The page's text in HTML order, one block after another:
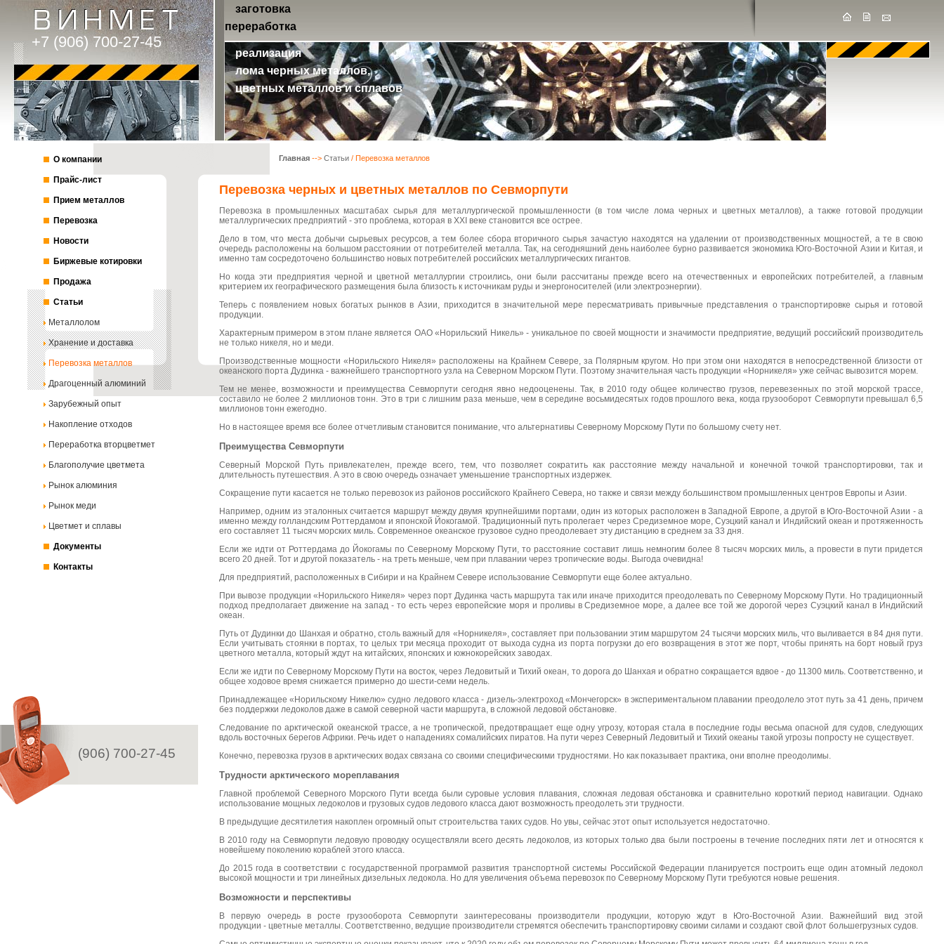
заготовка
переработка
реализация
лома черных металлов,
цветных металлов и сплавов
+7 (906) 700-27-45
О компании
Прайс-лист
Прием металлов
Перевозка
Новости
Биржевые котировки
Продажа
Статьи
Металлолом
Хранение и доставка
Перевозка металлов
Драгоценный алюминий
Зарубежный опыт
Накопление отходов
Переработка вторцветмет
Благополучие цветмета
Рынок алюминия
Рынок меди
Цветмет и сплавы
Документы
Контакты
(906) 700-27-45
Главная --> Статьи / Перевозка металлов
Перевозка черных и цветных металлов по Севморпути
Перевозка в промышленных масштабах сырья для металлургической промышленности (в том числе лома черных и цветных металлов), а также готовой продукции
металлургических предприятий - это проблема, которая в XXI веке становится все острее.
Дело в том, что места добычи сырьевых ресурсов, а тем более сбора вторичного сырья зачастую находятся на удалении от производственных мощностей, а те в свою
очередь расположены на большом расстоянии от потребителей металла. Так, на сегодняшний день наиболее бурно развивается экономика Юго-Восточной Азии и Китая, и
именно там сосредоточено большинство новых потребителей российских металлургических гигантов.
Но когда эти предприятия черной и цветной металлургии строились, они были рассчитаны прежде всего на отечественных и европейских потребителей, а главным
критерием их географического размещения была близость к источникам руды и энергоносителей (или электроэнергии).
Теперь с появлением новых богатых рынков в Азии, приходится в значительной мере пересматривать привычные представления о транспортировке сырья и готовой
продукции.
Характерным примером в этом плане является ОАО «Норильский Никель» - уникальное по своей мощности и значимости предприятие, ведущий российский производитель
не только никеля, но и меди.
Производственные мощности «Норильского Никеля» расположены на Крайнем Севере, за Полярным кругом. Но при этом они находятся в непосредственной близости от
океанского порта Дудинка - важнейшего транспортного узла на Северном Морском Пути. Поэтому значительная часть продукции «Норникеля» уже сейчас вывозится морем.
Тем не менее, возможности и преимущества Севморпути сегодня явно недооценены. Так, в 2010 году общее количество грузов, перевезенных по этой морской трассе,
составило не более 2 миллионов тонн. Это в три с лишним раза меньше, чем в середине восьмидесятых годов прошлого века, когда грузооборот Севморпути превышал 6,5
миллионов тонн ежегодно.
Но в настоящее время все более отчетливым становится понимание, что альтернативы Северному Морскому Пути по большому счету нет.
Преимущества Севморпути
Северный Морской Путь привлекателен, прежде всего, тем, что позволяет сократить как расстояние между начальной и конечной точкой транспортировки, так и
длительность путешествия. А это в свою очередь означает уменьшение транспортных издержек.
Сокращение пути касается не только перевозок из районов российского Крайнего Севера, но также и связи между большинством промышленных центров Европы и Азии.
Например, одним из эталонных считается маршрут между двумя крупнейшими портами, один из которых расположен в Западной Европе, а другой в Юго-Восточной Азии - а
именно между голландским Роттердамом и японской Йокогамой. Традиционный путь пролегает через Средиземное море, Суэцкий канал и Индийский океан и протяженность
его составляет 11 тысяч морских миль. Современное океанское грузовое судно преодолевает эту дистанцию в среднем за 33 дня.
Если же идти от Роттердама до Йокогамы по Северному Морскому Пути, то расстояние составит лишь немногим более 8 тысяч морских миль, а провести в пути придется
всего 20 дней. Тот и другой показатель - на треть меньше, чем при плавании через тропические воды. Выгода очевидна!
Для предприятий, расположенных в Сибири и на Крайнем Севере использование Севморпути еще более актуально.
При вывозе продукции «Норильского Никеля» через порт Дудинка часть маршрута так или иначе приходится преодолевать по Северному Морскому Пути. Но традиционный
подход предполагает движение на запад - то есть через европейские моря и проливы в Средиземное море, а далее все той же дорогой через Суэцкий канал в Индийский
океан.
Путь от Дудинки до Шанхая и обратно, столь важный для «Норникеля», составляет при пользовании этим маршрутом 24 тысячи морских миль, что выливается в 84 дня пути.
Если учитывать стоянки в портах, то целых три месяца проходит от выхода судна из порта погрузки до его возвращения в этот же порт, чтобы принять на борт новый груз
цветного металла, который ждут на китайских, японских и южнокорейских заводах.
Если же идти по Северному Морскому Пути на восток, через Ледовитый и Тихий океан, то дорога до Шанхая и обратно сокращается вдвое - до 11300 миль. Соответственно, и
общее ходовое время снижается примерно до шести-семи недель.
Принадлежащее «Норильскому Никелю» судно ледового класса - дизель-электроход «Мончегорск» в экспериментальном плавании преодолело этот путь за 41 день, причем
без поддержки ледоколов даже в самой северной части маршрута, в сложной ледовой обстановке.
Следование по арктической океанской трассе, а не тропической, предотвращает еще одну угрозу, которая стала в последние годы весьма опасной для судов, следующих
вдоль восточных берегов Африки. Речь идет о нападениях сомалийских пиратов. На пути через Северный Ледовитый и Тихий океаны такой угрозы попросту не существует.
Конечно, перевозка грузов в арктических водах связана со своими специфическими трудностями. Но как показывает практика, они вполне преодолимы.
Трудности арктического мореплавания
Главной проблемой Северного Морского Пути всегда были суровые условия плавания, сложная ледовая обстановка и сравнительно короткий период навигации. Однако
использование мощных ледоколов и грузовых судов ледового класса дают возможность преодолеть эти трудности.
В предыдущие десятилетия накоплен огромный опыт строительства таких судов. Но увы, сейчас этот опыт используется недостаточно.
В 2010 году на Севморпути ледовую проводку осуществляли всего десять ледоколов, из которых только два были построены в течение последних пяти лет и относятся к
новейшему поколению кораблей этого класса.
До 2015 года в соответствии с государственной программой развития транспортной системы Российской Федерации планируется построить еще один атомный ледокол
высокой мощности и три линейных дизельных ледокола. Но для увеличения объема перевозок по Северному Морскому Пути требуются новые решения.
Возможности и перспективы
В первую очередь в росте грузооборота Севморпути заинтересованы производители продукции, которую ждут в Юго-Восточной Азии. Важнейший вид этой
продукции - цветные металлы. Соответственно, ведущие производители стремятся обеспечить транспортировку своими силами и создают свой флот большегрузных судов.